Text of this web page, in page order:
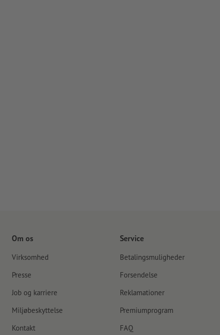
Om os
Virksomhed
Presse
Job og karriere
Miljøbeskyttelse
Kontakt
Service
Betalingsmuligheder
Forsendelse
Reklamationer
Premiumprogram
FAQ